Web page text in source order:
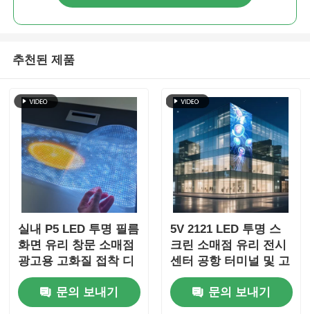
추천된 제품
실내 P5 LED 투명 필름
화면 유리 창문 소매점
광고용 고화질 접착 디
스플레이
문의 보내기
5V 2121 LED 투명 스
크린 소매점 유리 전시
센터 공항 터미널 및 고
급 브랜드 쇼케이스를
위한 맑은 디지털 미디
어 디스플레이
문의 보내기